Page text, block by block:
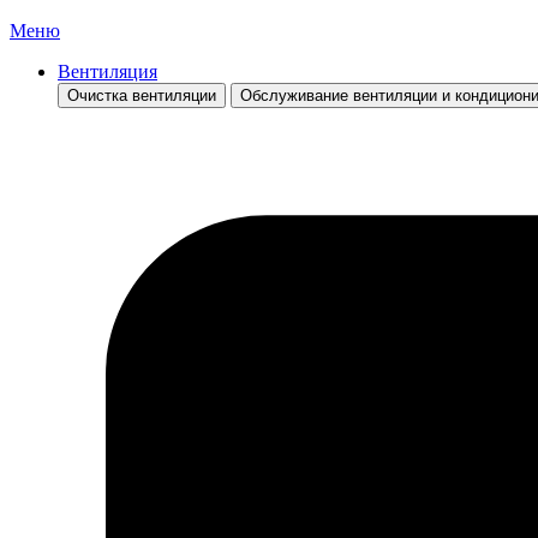
Меню
Вентиляция
Очистка вентиляции Обслуживание вентиляции и